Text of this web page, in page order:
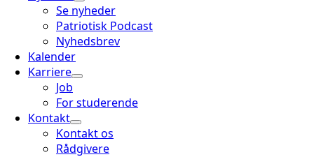
Se nyheder
Patriotisk Podcast
Nyhedsbrev
Kalender
Karriere
Job
For studerende
Kontakt
Kontakt os
Rådgivere